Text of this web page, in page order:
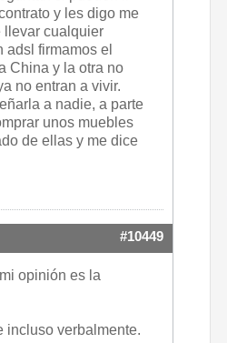
y les digo me
llevar cualquier
adsl firmamos el
China y la otra no
no entran a vivir.
a nadie, a parte
unos muebles
de ellas y me dice
#10449
opinión es la
incluso verbalmente.